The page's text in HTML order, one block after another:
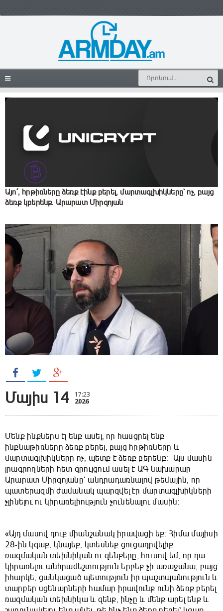
Այո՛, hրթիռները ձեռք էինք բերել, մարտագլխիկները` ոչ, բայց
ձեռք կբերենք. Արարատ Միրզոյան
Մայիս 14 17:23
2026
Մենք ինքներս էլ ենք ասել, որ հասցրել ենք
ինքնաթիռները ձեռք բերել, բայց հրթիռները և
մարտագլխիկները ոչ, պետք է ձեռք բերենք: Այս մասին
լրագրողների հետ զրույցում ասել է ԱԳ նախարար
Արարատ Միրզոյանը՝ անդրադառնալով թեմային, որ
պատերազմի ժամանակ պարզվել էր մարտագլխիկների
չլինելու ու կիրառելիություն չունենալու մասին:
«Այդ մասով դուք միանշանակ իրավացի եք: Հիմա մայիսի
28-ին կգաք, կնայեք, կտեսնեք ցուցադրվելիք
ռազմական տեխնիկան ու զենքերը, հուսով եմ, որ դա
կիրառելու անհրաժեշտություն երբեք չի առաջանա, բայց
իհարկե, ցանկացած պետություն իր պաշտպանություն և
տարբեր սցենարների համար իրավունք ունի ձեռք բերել
ռազմական տեխնիկա և զենք, ինչը և մենք արել ենք և